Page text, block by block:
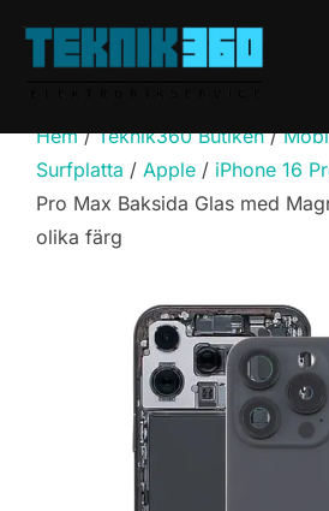
Hem/Teknik360 Butiken/
Surfplatta / Apple / iPhone 16
Pro Max Baksida Glas med
olika färg